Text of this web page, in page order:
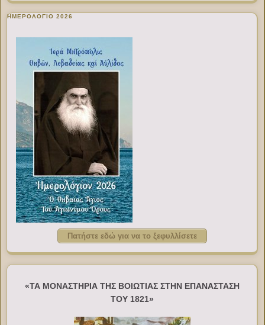
ΗΜΕΡΟΛΟΓΙΟ 2026
Πατήστε εδώ για να το ξεφυλλίσετε
«ΤΑ ΜΟΝΑΣΤΗΡΙΑ ΤΗΣ ΒΟΙΩΤΙΑΣ ΣΤΗΝ ΕΠΑΝΑΣΤΑΣΗ
ΤΟΥ 1821»